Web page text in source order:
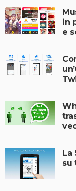
in
e
La
su